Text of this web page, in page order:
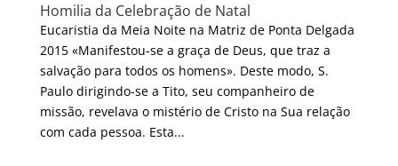
Homilia da Celebração de Natal
Eucaristia da Meia Noite na Matriz de Ponta Delgada
2015 «Manifestou-se a graça de Deus, que traz a
salvação para todos os homens». Deste modo, S.
Paulo dirigindo-se a Tito, seu companheiro de
missão, revelava o mistério de Cristo na Sua relação
com cada pessoa. Esta...